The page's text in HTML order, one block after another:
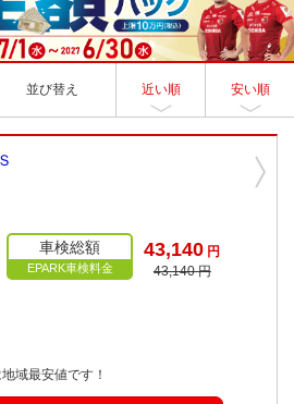
並び替え 近い順 安い順
車検総額
EPARK車検料金
43,140 円
43,140 円
域最安値です！